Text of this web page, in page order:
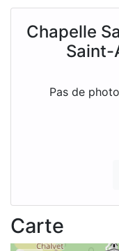
Chapelle
Pas de
Carte